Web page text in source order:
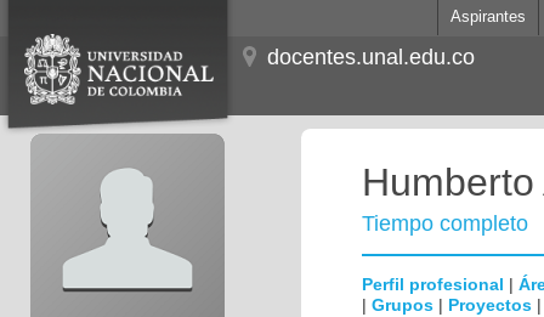
Aspirantes
docentes.unal.edu.co
Tiempo completo
Perfil profesional |
| Grupos | Proyectos